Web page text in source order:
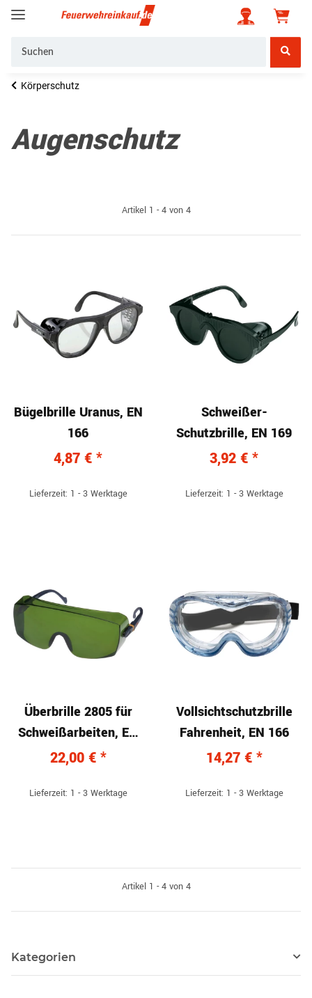
Körperschutz
Augenschutz
Artikel 1 - 4 von 4
Bügelbrille Uranus, EN
166
4,87 € *
Lieferzeit: 1 - 3 Werktage
Schweißer-
Schutzbrille, EN 169
3,92 € *
Lieferzeit: 1 - 3 Werktage
Überbrille 2805 für
Schweißarbeiten, EN
166
22,00 € *
Lieferzeit: 1 - 3 Werktage
Vollsichtschutzbrille
Fahrenheit, EN 166
14,27 € *
Lieferzeit: 1 - 3 Werktage
Artikel 1 - 4 von 4
Kategorien